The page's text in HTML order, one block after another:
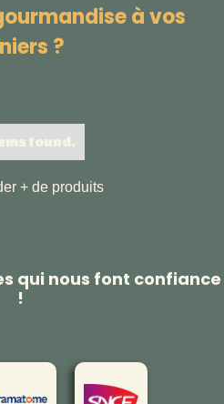
à vos
?
found.
+ de produits
qui nous font confiance
!